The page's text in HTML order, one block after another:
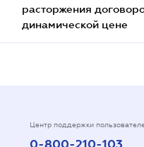
расторжения
динамической цене
Центр поддержки
0-800-210-103